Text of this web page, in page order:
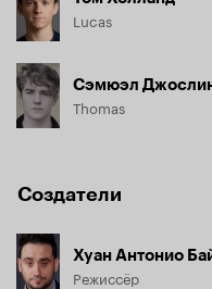
Lucas
Сэмюэл
Thomas
Создатели
Хуан Антонио
Режиссёр